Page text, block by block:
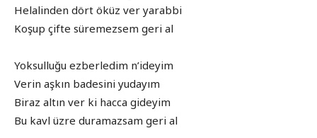
Helalinden dört öküz ver yarabbi
Koşup çifte süremezsem geri al
Yoksulluğu ezberledim n’ideyim
Verin aşkın badesini yudayım
Biraz altın ver ki hacca gideyim
Bu kavl üzre duramazsam geri al